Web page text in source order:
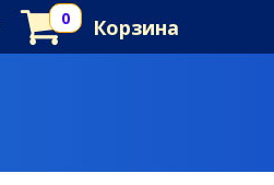
Корзина